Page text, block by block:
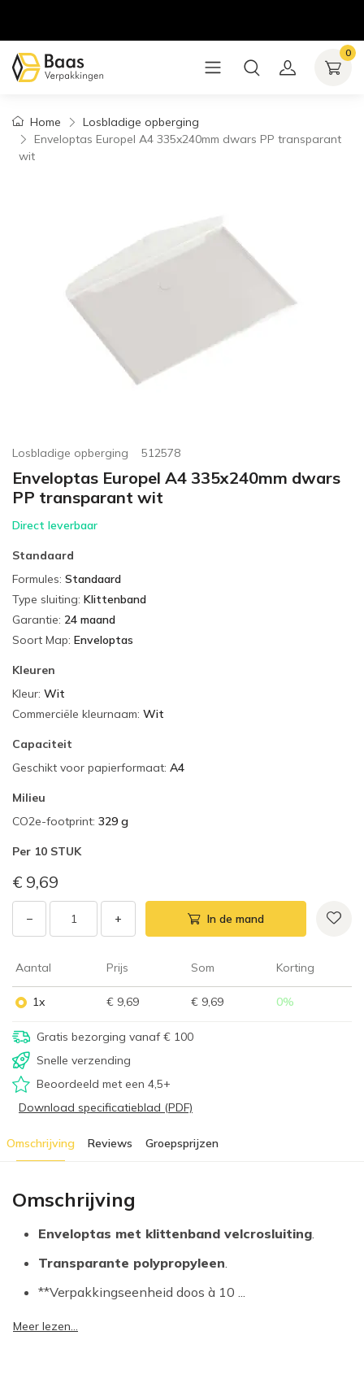
0
Home
Losbladige opberging
Enveloptas Europel A4 335x240mm dwars PP transparant
wit
Losbladige opberging 512578
Enveloptas Europel A4 335x240mm dwars
PP transparant wit
Direct leverbaar
Standaard
Formules: Standaard
Type sluiting: Klittenband
Garantie: 24 maand
Soort Map: Enveloptas
Kleuren
Kleur: Wit
Commerciële kleurnaam: Wit
Capaciteit
Geschikt voor papierformaat: A4
Milieu
CO2e-footprint: 329 g
Per 10 STUK
€ 9,69
− + In de mand
Aantal Prijs Som Korting
1x € 9,69 € 9,69 0%
Gratis bezorging vanaf € 100
Snelle verzending
Beoordeeld met een 4,5+
Download specificatieblad (PDF)
Omschrijving Reviews Groepsprijzen
Omschrijving
Enveloptas met klittenband velcrosluiting.
Transparante polypropyleen.
**Verpakkingseenheid doos à 10 ...
Meer lezen...